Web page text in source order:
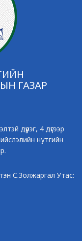
ГАЗАР
дүүрэг, 4 дүгээр
нутгийн
С.Золжаргал Утас: